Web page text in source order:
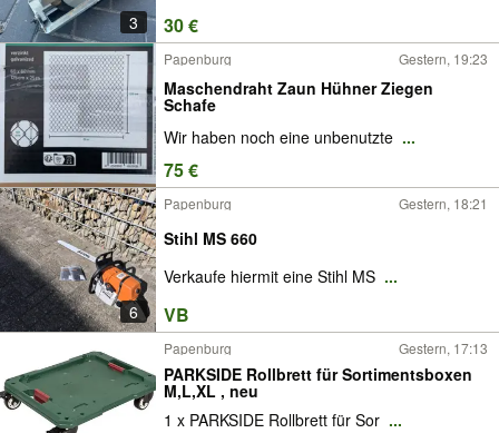
3 30 €
Papenburg Gestern, 19:23
Maschendraht Zaun Hühner Ziegen
Schafe
Wir haben noch eine unbenutzte ...
75 €
6
Papenburg Gestern, 18:21
Stihl MS 660
Verkaufe hiermit eine Stihl MS ...
VB
Papenburg Gestern, 17:13
PARKSIDE Rollbrett für Sortimentsboxen
M,L,XL , neu
1 x PARKSIDE Rollbrett für Sor ...